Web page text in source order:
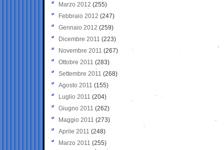
Marzo 2012 (255)
Febbraio 2012 (247)
Gennaio 2012 (259)
Dicembre 2011 (223)
Novembre 2011 (267)
Ottobre 2011 (283)
Settembre 2011 (268)
Agosto 2011 (155)
Luglio 2011 (204)
Giugno 2011 (262)
Maggio 2011 (273)
Aprile 2011 (248)
Marzo 2011 (255)